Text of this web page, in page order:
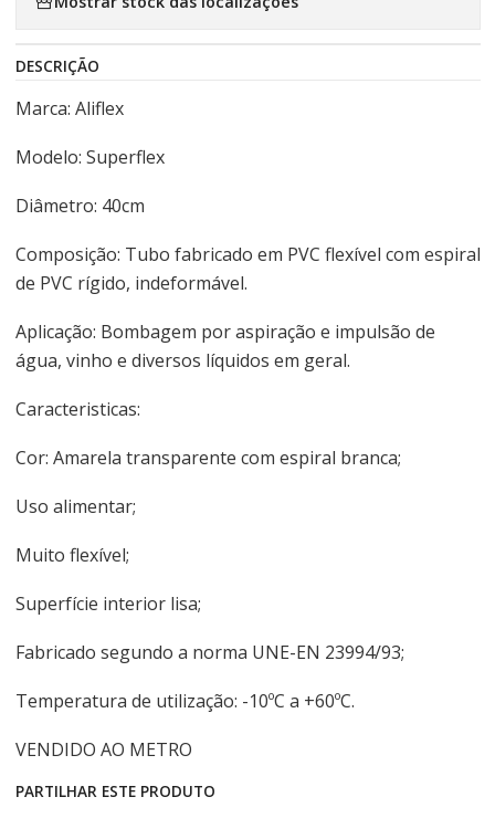
DESCRIÇÃO
Marca: Aliflex
Modelo: Superflex
Diâmetro: 40cm
Composição: Tubo fabricado em PVC flexível com espiral
de PVC rígido, indeformável.
Aplicação: Bombagem por aspiração e impulsão de
água, vinho e diversos líquidos em geral.
Caracteristicas:
Cor: Amarela transparente com espiral branca;
Uso alimentar;
Muito flexível;
Superfície interior lisa;
Fabricado segundo a norma UNE-EN 23994/93;
Temperatura de utilização: -10ºC a +60ºC.
VENDIDO AO METRO
PARTILHAR ESTE PRODUTO